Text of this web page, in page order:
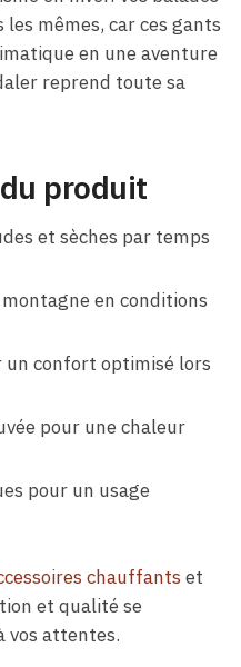
mêmes, car ces gants
en une aventure
reprend toute sa
produit
et sèches par temps
en conditions
un confort optimisé lors
pour une chaleur
pour un usage
chauffants et
et qualité se
vos attentes.